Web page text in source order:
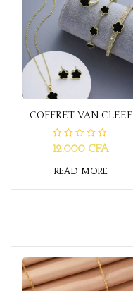
COFFRET VAN CLEEF
R
a
e
d
0
12.000CFA
READ MORE